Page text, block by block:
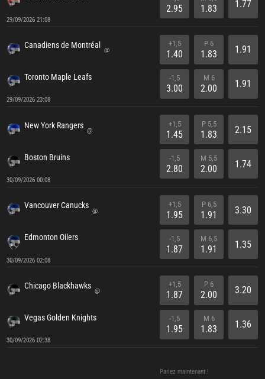
29/09/2026 21:08
2.95 1.83 1.77
Canadiens de Montréal
@
Toronto Maple Leafs
29/09/2026 23:08
+1,5
1.40
-1,5
3.00
P 6
1.83
M 6
2.00
1.91
1.91
New York Rangers
@
Boston Bruins
30/09/2026 00:08
+1,5
1.45
-1,5
2.80
P 5,5
1.83
M 5,5
2.00
2.15
1.74
Vancouver Canucks
@
Edmonton Oilers
30/09/2026 02:08
+1,5
1.95
-1,5
1.87
P 6,5
1.91
M 6,5
1.91
3.30
1.35
Chicago Blackhawks
@
Vegas Golden Knights
30/09/2026 02:38
+1,5
1.87
-1,5
1.95
P 6
2.00
M 6
1.83
3.20
1.36
Pariez maintenant !